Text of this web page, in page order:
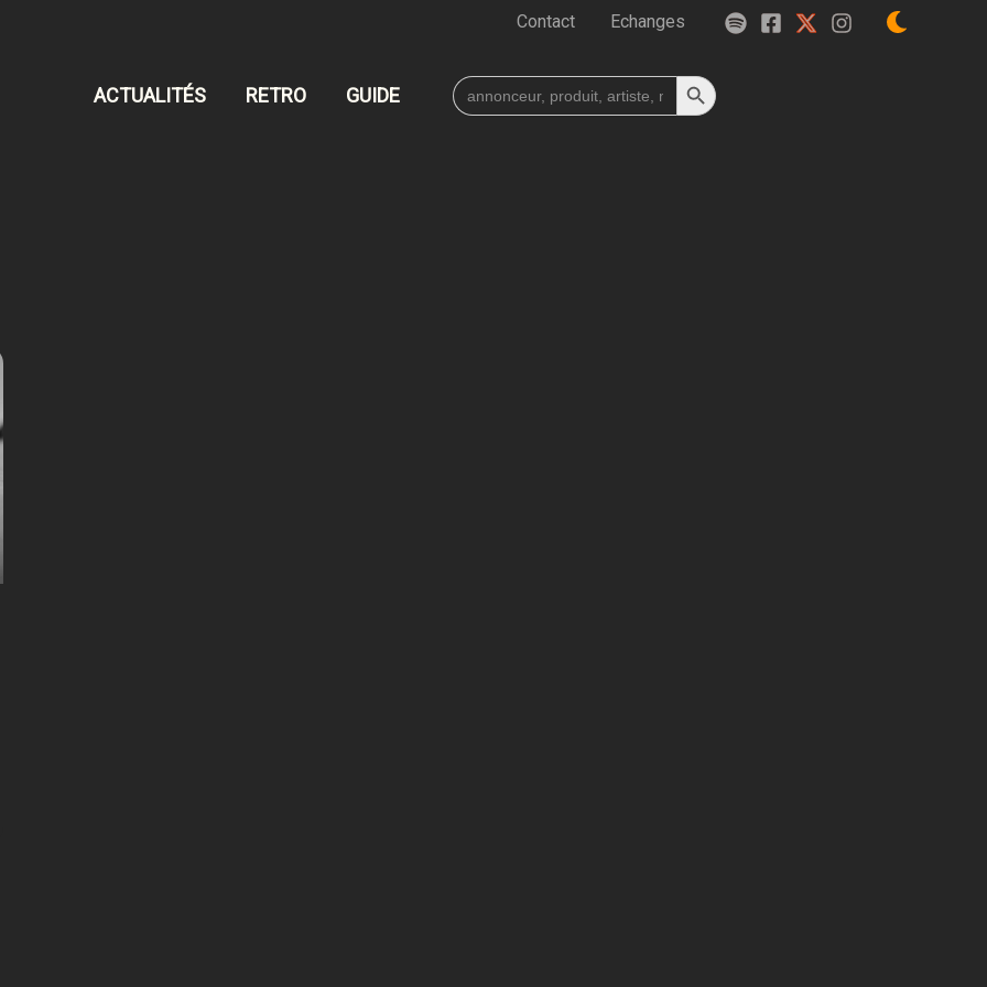
Contact Echanges
ACTUALITÉS RETRO GUIDE
Search
for:
Search Button